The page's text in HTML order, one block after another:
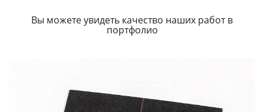
Вы можете увидеть качество наших работ в
портфолио